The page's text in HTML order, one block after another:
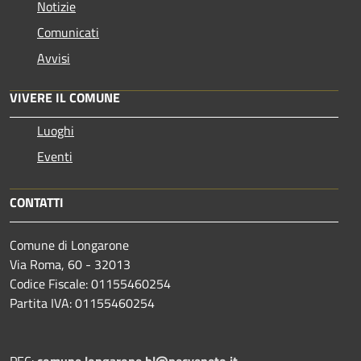
Notizie
Comunicati
Avvisi
VIVERE IL COMUNE
Luoghi
Eventi
CONTATTI
Comune di Longarone
Via Roma, 60 - 32013
Codice Fiscale: 01155460254
Partita IVA: 01155460254